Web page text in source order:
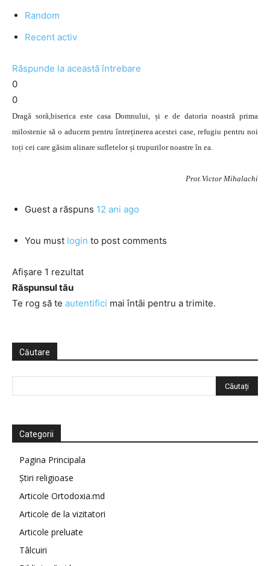
Random
Recent activ
Răspunde la această întrebare
0
0
Dragă soră,biserica este casa Domnului, și e de datoria noastră prima
milostenie să o aducem pentru întreținerea acestei case, refugiu pentru noi
toți cei care găsim alinare sufletelor și trupurilor noastre în ea.
Prot.Victor Mihalachi
Guest a răspuns 12 ani ago
You must login to post comments
Afișare 1 rezultat
Răspunsul tău
Te rog să te autentifici mai întâi pentru a trimite.
Căutare
Categorii
Pagina Principala
Știri religioase
Articole Ortodoxia.md
Articole de la vizitatori
Articole preluate
Tâlcuiri